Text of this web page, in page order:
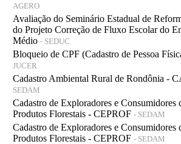
AGERO
Avaliação do Seminário Estadual de
do Projeto Correção de Fluxo Escolar do
Médio - SEDUC
Bloqueio de CPF (Cadastro de Pessoa
JUCER
Cadastro Ambiental Rural de Rondônia -
SEDAM
Cadastro de Exploradores e Consumidores
Produtos Florestais - CEPROF - SEDAM
Cadastro de Exploradores e Consumidores
Produtos Florestais - CEPROF - SEDAM